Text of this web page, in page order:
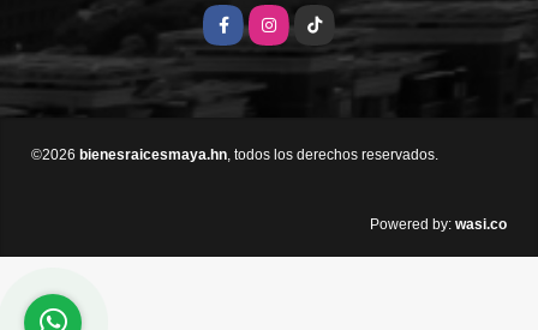
FacebookInstagramTikTok
©2026 bienesraicesmaya.hn , todos los derechos reservados.
Powered by: wasi.co